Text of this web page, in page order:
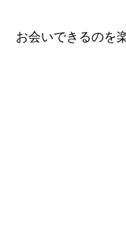
お会いできるのを